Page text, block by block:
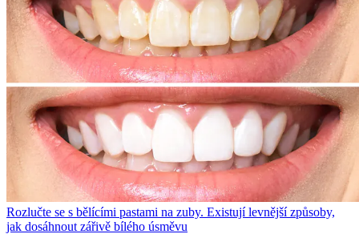
Rozlučte se s bělícími pastami na zuby. Existují levnější způsoby,
jak dosáhnout zářivě bílého úsměvu